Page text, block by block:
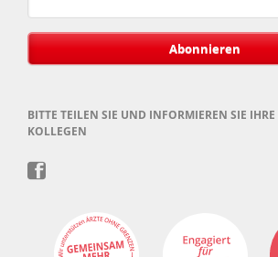
Abonnieren
BITTE TEILEN SIE UND INFORMIEREN SIE
KOLLEGEN